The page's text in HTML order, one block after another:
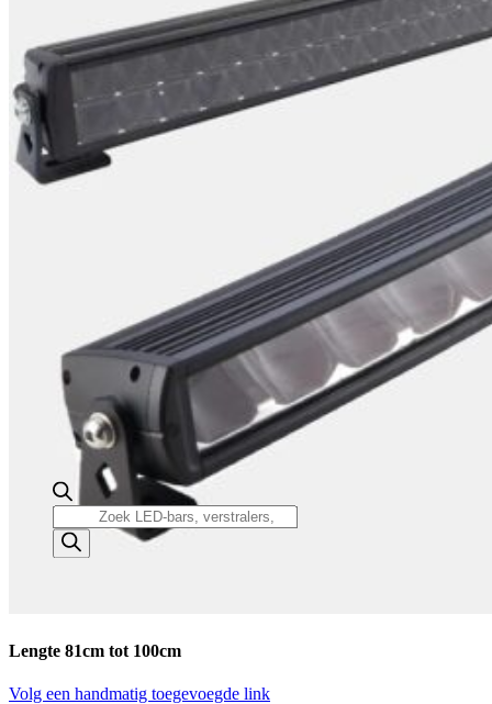
Producten
zoeken
Lengte 81cm tot 100cm
Volg een handmatig toegevoegde link